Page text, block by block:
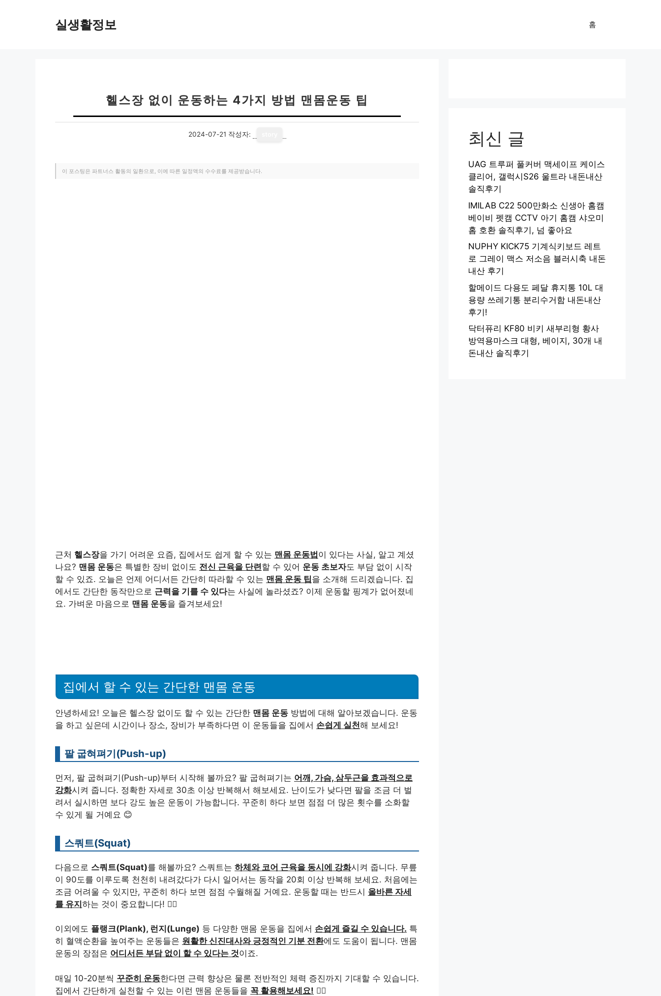
실생활정보 홈
헬스장 없이 운동하는 4가지 방법 맨몸운동 팁
2024-07-21 작성자:
이 포스팅은 파트너스 활동의 일환으로, 이에 따른 일정액의 수수료를 제공받습니다.
근처 헬스장을 가기 어려운 요즘, 집에서도 쉽게 할 수 있는 맨몸 운동법 이 있다는 사실, 알고 계셨
나요? 맨몸 운동은 특별한 장비 없이도 전신 근육을 단련할 수 있어 운동 초보자도 부담 없이 시작
할 수 있죠. 오늘은 언제 어디서든 간단히 따라할 수 있는 맨몸 운동 팁을 소개해 드리겠습니다. 집
에서도 간단한 동작만으로 근력을 기를 수 있다는 사실에 놀라셨죠? 이제 운동할 핑계가 없어졌네
요. 가벼운 마음으로 맨몸 운동을 즐겨보세요!
집에서 할 수 있는 간단한 맨몸 운동
안녕하세요! 오늘은 헬스장 없이도 할 수 있는 간단한 맨몸 운동 방법에 대해 알아보겠습니다. 운동
을 하고 싶은데 시간이나 장소, 장비가 부족하다면 이 운동들을 집에서 손쉽게 실천해 보세요!
팔 굽혀펴기(Push-up)
먼저, 팔 굽혀펴기(Push-up)부터 시작해 볼까요? 팔 굽혀펴기는 어깨, 가슴, 삼두근을 효과적으로
강화시켜 줍니다. 정확한 자세로 30초 이상 반복해서 해보세요. 난이도가 낮다면 팔을 조금 더 벌
려서 실시하면 보다 강도 높은 운동이 가능합니다. 꾸준히 하다 보면 점점 더 많은 횟수를 소화할
수 있게 될 거예요 😊
스쿼트(Squat)
다음으로 스쿼트(Squat)를 해볼까요? 스쿼트는 하체와 코어 근육을 동시에 강화시켜 줍니다. 무릎
이 90도를 이루도록 천천히 내려갔다가 다시 일어서는 동작을 20회 이상 반복해 보세요. 처음에는
조금 어려울 수 있지만, 꾸준히 하다 보면 점점 수월해질 거예요. 운동할 때는 반드시 올바른 자세
를 유지하는 것이 중요합니다! 🤸‍♀️
이외에도 플랭크(Plank), 런지(Lunge) 등 다양한 맨몸 운동을 집에서 손쉽게 즐길 수 있습니다. 특
히 혈액순환을 높여주는 운동들은 원활한 신진대사와 긍정적인 기분 전환에도 도움이 됩니다. 맨몸
운동의 장점은 어디서든 부담 없이 할 수 있다는 것이죠.
매일 10-20분씩 꾸준히 운동한다면 근력 향상은 물론 전반적인 체력 증진까지 기대할 수 있습니다.
집에서 간단하게 실천할 수 있는 이런 맨몸 운동들을 꼭 활용해보세요! 🏋️‍♀️
최신 글
UAG 트루퍼 풀커버 맥세이프 케이스
클리어, 갤럭시S26 울트라 내돈내산
솔직후기
IMILAB C22 500만화소 신생아 홈캠
베이비 펫캠 CCTV 아기 홈캠 샤오미
홈 호환 솔직후기, 넘 좋아요
NUPHY KICK75 기계식키보드 레트
로 그레이 맥스 저소음 블러시축 내돈
내산 후기
할메이드 다용도 페달 휴지통 10L 대
용량 쓰레기통 분리수거함 내돈내산
후기!
닥터퓨리 KF80 비키 새부리형 황사
방역용마스크 대형, 베이지, 30개 내
돈내산 솔직후기